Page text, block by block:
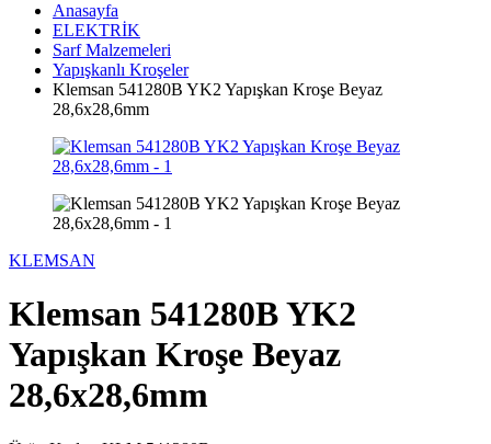
Anasayfa
ELEKTRİK
Sarf Malzemeleri
Yapışkanlı Kroşeler
Klemsan 541280B YK2 Yapışkan Kroşe Beyaz
28,6x28,6mm
KLEMSAN
Klemsan 541280B YK2
Yapışkan Kroşe Beyaz
28,6x28,6mm